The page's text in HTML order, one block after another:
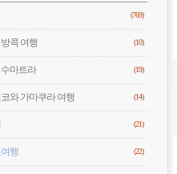
(769)
콕 여행 (10)
마트라 (19)
와 가마쿠라 여행 (14)
(21)
행 (22)